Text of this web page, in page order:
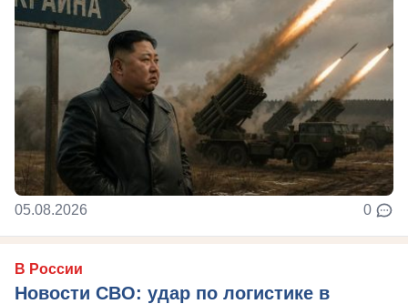
05.08.2026 0
В России
Новости СВО: удар по логистике в